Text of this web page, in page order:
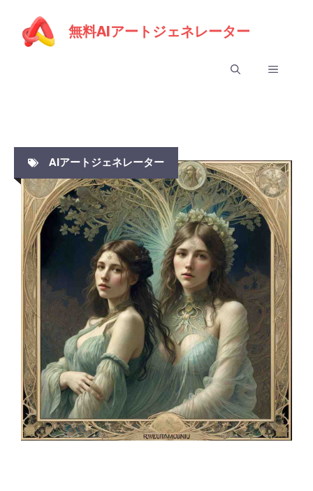
無料AIアートジェネレーター
メ
ー
AIアートジェネレーター